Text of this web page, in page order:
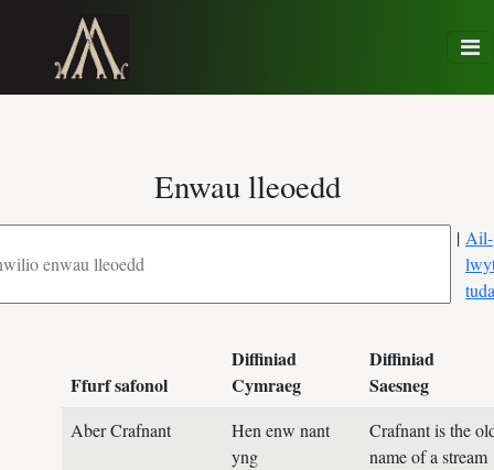
Enwau lleoedd
| Ail-
Ffurf safonol
Diffiniad
Cymraeg
Diffiniad
Saesneg
Aber Crafnant
Hen enw nant
yng
Crafnant is the
name of a stream